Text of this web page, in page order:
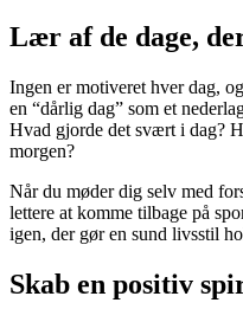
Lær af de dage,
Ingen er motiveret hver dag,
en “dårlig dag” som et
Hvad gjorde det svært i dag?
morgen?
Når du møder dig selv med
lettere at komme tilbage på
igen, der gør en sund livsstil
Skab en positiv